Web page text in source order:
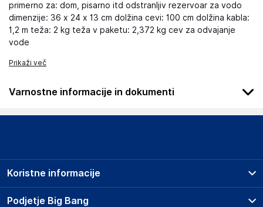
primerno za: dom, pisarno itd odstranljiv rezervoar za vodo
dimenzije: 36 x 24 x 13 cm dolžina cevi: 100 cm dolžina kabla:
1,2 m teža: 2 kg teža v paketu: 2,372 kg cev za odvajanje
vode
Prikaži več
Varnostne informacije in dokumenti
Podatki o proizvajalcu
ZOLTA Trade Sp. z o.o.
Podjetje Big Bang
Koristne informacije
Prodajna mesta